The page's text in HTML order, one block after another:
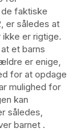
faktiske
er således at
er rigtige.
et barns
er enige,
for at opdage
mulighed for
kan
således,
barnet .